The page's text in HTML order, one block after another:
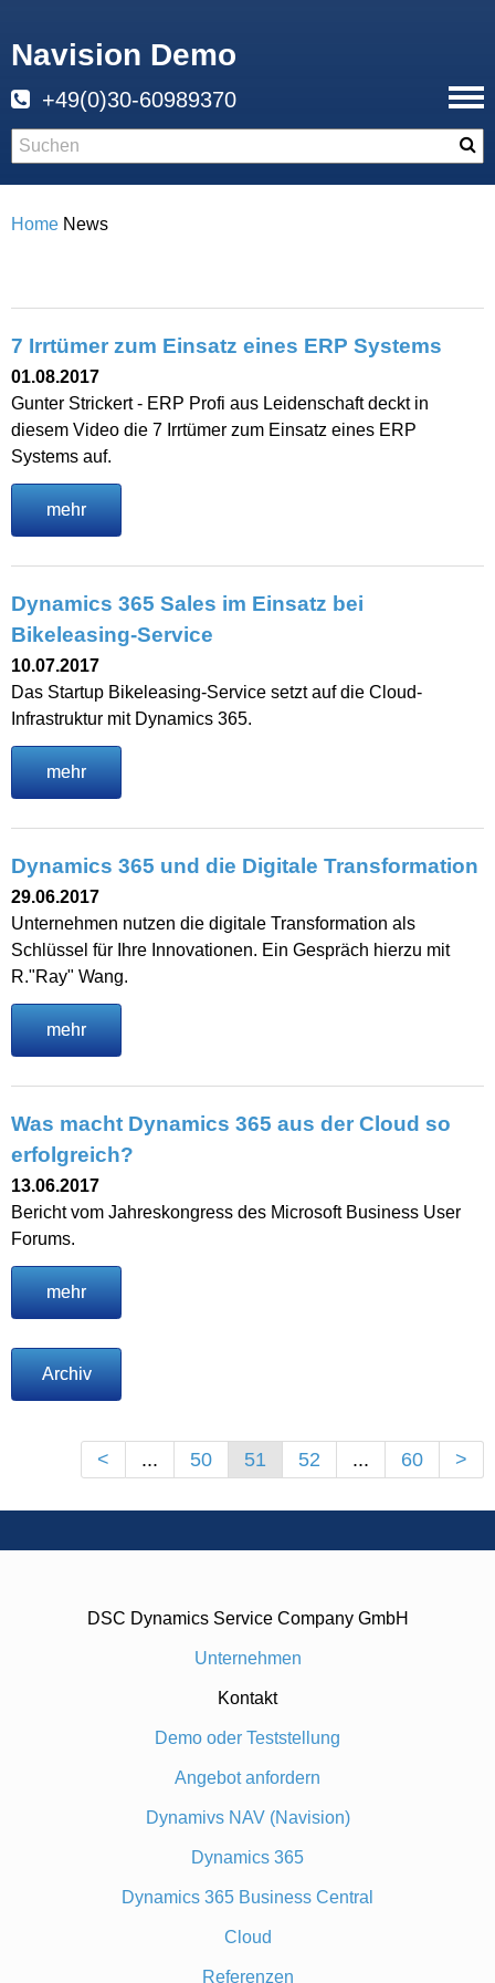
Navision Demo
+49(0)30-60989370
Home News
7 Irrtümer zum Einsatz eines ERP Systems
01.08.2017
Gunter Strickert - ERP Profi aus Leidenschaft deckt in
diesem Video die 7 Irrtümer zum Einsatz eines ERP
Systems auf.
mehr
Dynamics 365 Sales im Einsatz bei
Bikeleasing-Service
10.07.2017
Das Startup Bikeleasing-Service setzt auf die Cloud-
Infrastruktur mit Dynamics 365.
mehr
Dynamics 365 und die Digitale Transformation
29.06.2017
Unternehmen nutzen die digitale Transformation als
Schlüssel für Ihre Innovationen. Ein Gespräch hierzu mit
R."Ray" Wang.
mehr
Was macht Dynamics 365 aus der Cloud so
erfolgreich?
13.06.2017
Bericht vom Jahreskongress des Microsoft Business User
Forums.
mehr
Archiv
< ... 50 51 52 ... 60 >
DSC Dynamics Service Company GmbH
Unternehmen
Kontakt
Demo oder Teststellung
Angebot anfordern
Dynamivs NAV (Navision)
Dynamics 365
Dynamics 365 Business Central
Cloud
Referenzen